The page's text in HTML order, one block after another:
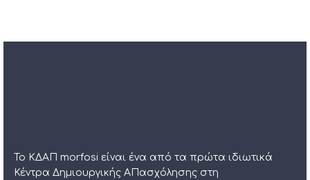
Το ΚΔΑΠ morfosi είναι ένα από τα πρώτα ιδιωτικά
Κέντρα Δημιουργικής ΑΠασχόλησης στη